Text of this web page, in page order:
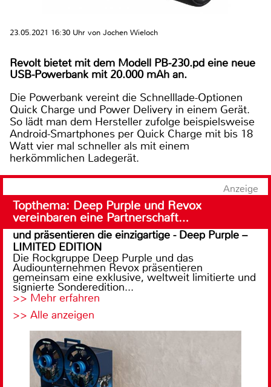
23.05.2021 16:30 Uhr von Jochen Wieloch
Revolt bietet mit dem Modell PB-230.pd eine neue
USB-Powerbank mit 20.000 mAh an.
Die Powerbank vereint die Schnelllade-Optionen
Quick Charge und Power Delivery in einem Gerät.
So lädt man dem Hersteller zufolge beispielsweise
Android-Smartphones per Quick Charge mit bis 18
Watt vier mal schneller als mit einem
herkömmlichen Ladegerät.
Anzeige
Topthema: Deep Purple und Revox
vereinbaren eine Partnerschaft…
und präsentieren die einzigartige - Deep Purple –
LIMITED EDITION
Die Rockgruppe Deep Purple und das
Audiounternehmen Revox präsentieren
gemeinsam eine exklusive, weltweit limitierte und
signierte Sonderedition...
>> Mehr erfahren
>> Alle anzeigen